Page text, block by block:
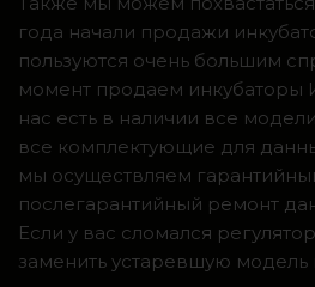
года начали продажи
пользуются очень большим
момент продаем инкубаторы
нас есть в наличии все
все комплектующие для
мы осуществляем
послегарантийный ремонт
Если у вас сломался
заменить устаревшую